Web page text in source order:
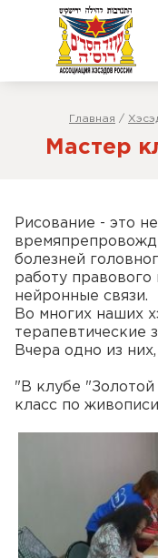
Главная /
Мастер
Рисование - это
болезней
работу
нейронные связи.
Во многих наших
терапевтические
Вчера одно из
"В клубе
класс по